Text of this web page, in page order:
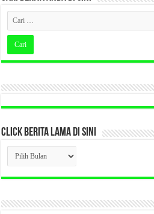
CLICK BERITA LAMA DI SINI
CLICK
BERITA
LAMA
DI